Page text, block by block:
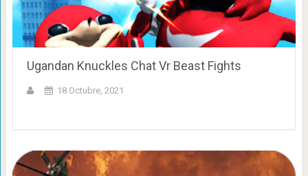
Ugandan Knuckles Chat Vr Beast Fights
18 Octubre, 2021